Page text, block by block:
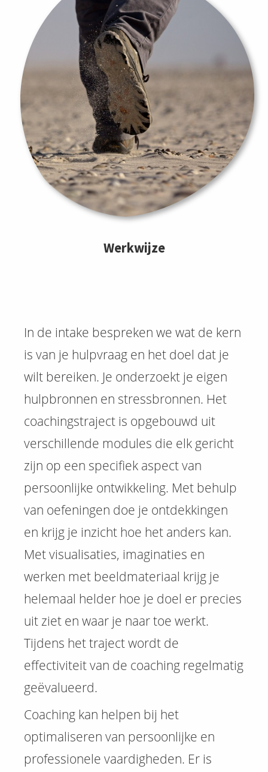
Werkwijze
In de intake bespreken we wat de kern
is van je hulpvraag en het doel dat je
wilt bereiken. Je onderzoekt je eigen
hulpbronnen en stressbronnen. Het
coachingstraject is opgebouwd uit
verschillende modules die elk gericht
zijn op een specifiek aspect van
persoonlijke ontwikkeling. Met behulp
van oefeningen doe je ontdekkingen
en krijg je inzicht hoe het anders kan.
Met visualisaties, imaginaties en
werken met beeldmateriaal krijg je
helemaal helder hoe je doel er precies
uit ziet en waar je naar toe werkt.
Tijdens het traject wordt de
effectiviteit van de coaching regelmatig
geëvalueerd.
Coaching kan helpen bij het
optimaliseren van persoonlijke en
professionele vaardigheden. Er is